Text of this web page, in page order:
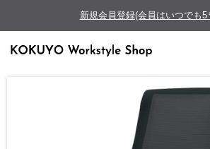
新規会員登録(会員はいつでも5